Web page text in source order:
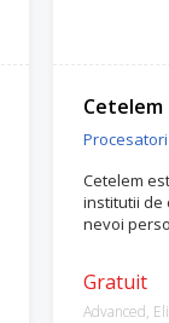
Cetelem
Cetelem
institutii de
nevoi
Gratuit
Advanced,